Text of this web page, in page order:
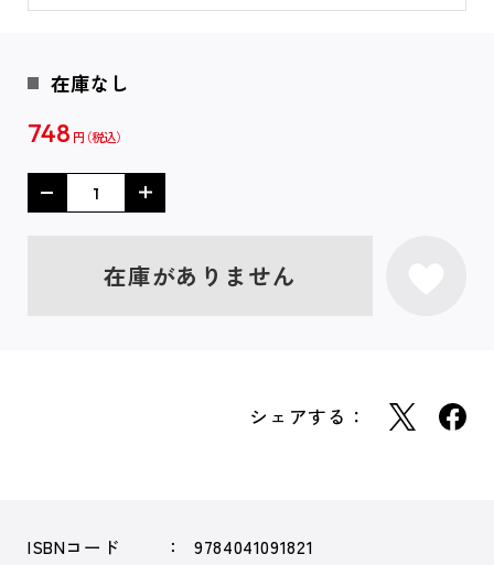
在庫なし
748 円
在庫がありません
シェアする：
ISBNコード
9784041091821